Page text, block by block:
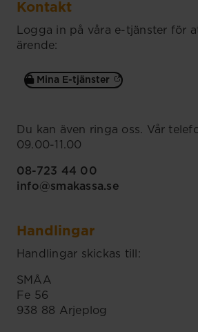
Kontakt
Logga in på våra e-tjänster för
ärende:
Mina E-tjänster
Du kan även ringa oss. Vår
09.00-11.00
08-723 44 00
info@smakassa.se
Handlingar
Handlingar skickas till:
SMÅA
Fe 56
938 88 Arjeplog